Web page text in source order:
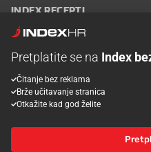
INDEX RECEPTI
Oglašavanje Zaposli se na Indexu
korištenja
Postavke kolačića
Pretplatite se na Index
Čitanje bez reklama
Brže učitavanje stranica
Otkažite kad god želite